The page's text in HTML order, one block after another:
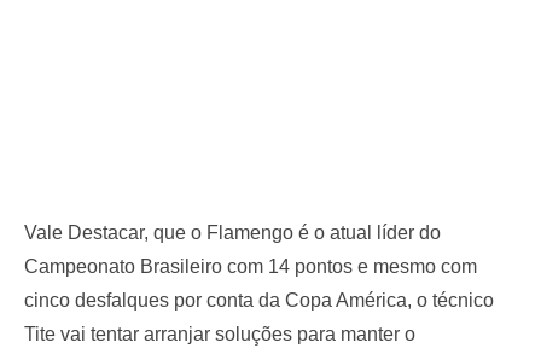
Vale Destacar, que o Flamengo é o atual líder do
Campeonato Brasileiro com 14 pontos e mesmo com
cinco desfalques por conta da Copa América, o técnico
Tite vai tentar arranjar soluções para manter o